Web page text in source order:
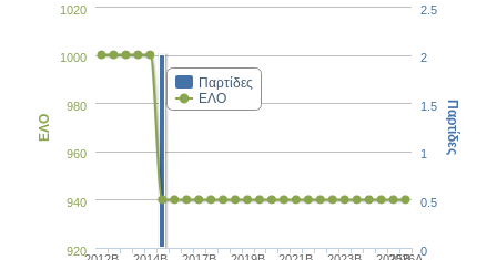
Παρτίδες
ΕΛΟ
920
940
960
980
1000
1020
ΕΛΟ
0
0.5
1
1.5
2
2.5
Παρτίδες